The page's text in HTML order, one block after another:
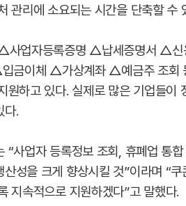
관리에 소요되는 시간을 단축할 수
사업자등록증명 △납세증명서 △신
금이체 △가상계좌 △예금주 조회
원하고 있다. 실제로 많은 기업들이
다.
“사업자 등록정보 조회, 휴폐업 통
산성을 크게 향상시킬 것”이라며 “
지속적으로 지원하겠다”고 말했다.